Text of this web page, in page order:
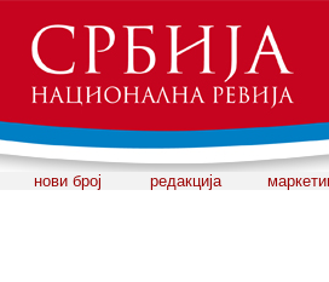
нови број редакција